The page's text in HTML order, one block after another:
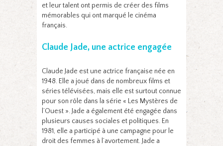
et leur talent ont permis de créer des films
mémorables qui ont marqué le cinéma
français.
Claude Jade, une actrice engagée
Claude Jade est une actrice française née en
1948. Elle a joué dans de nombreux films et
séries télévisées, mais elle est surtout connue
pour son rôle dans la série « Les Mystères de
l’Ouest ». Jade a également été engagée dans
plusieurs causes sociales et politiques. En
1981, elle a participé à une campagne pour le
droit des femmes à l’avortement. Jade a